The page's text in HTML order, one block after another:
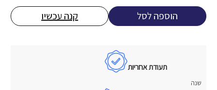
הוספה לסל קנה עכשיו
תעודת אחריות
שנה